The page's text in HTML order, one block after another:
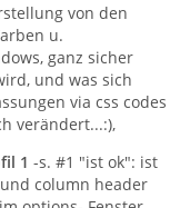
von den
u.
ganz sicher
und was sich
via css codes
verändert...:),
1 -s. #1 "ist ok": ist
column header